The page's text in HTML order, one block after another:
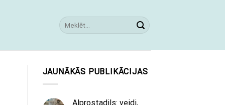
JAUNĀKĀS PUBLIKĀCIJAS
Alprostadils: veidi,